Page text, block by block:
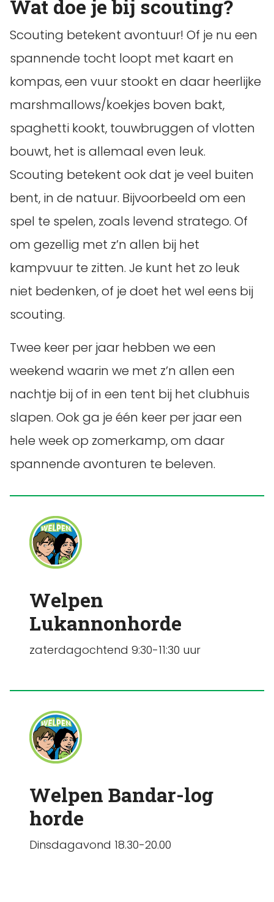
Wat doe je bij scouting?
Scouting betekent avontuur! Of je nu een
spannende tocht loopt met kaart en
kompas, een vuur stookt en daar heerlijke
marshmallows/koekjes boven bakt,
spaghetti kookt, touwbruggen of vlotten
bouwt, het is allemaal even leuk.
Scouting betekent ook dat je veel buiten
bent, in de natuur. Bijvoorbeeld om een
spel te spelen, zoals levend stratego. Of
om gezellig met z’n allen bij het
kampvuur te zitten. Je kunt het zo leuk
niet bedenken, of je doet het wel eens bij
scouting.
Twee keer per jaar hebben we een
weekend waarin we met z’n allen een
nachtje bij of in een tent bij het clubhuis
slapen. Ook ga je één keer per jaar een
hele week op zomerkamp, om daar
spannende avonturen te beleven.
Welpen
Lukannonhorde
zaterdagochtend 9:30-11:30 uur
Welpen Bandar-log
horde
Dinsdagavond 18.30-20.00